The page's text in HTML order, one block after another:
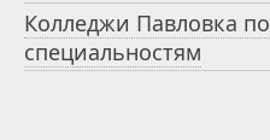
Колледжи Павловка по
специальностям